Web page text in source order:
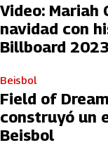
Video: Mariah
navidad con
Billboard 2023
Beisbol
Field of
construyó un
Beisbol